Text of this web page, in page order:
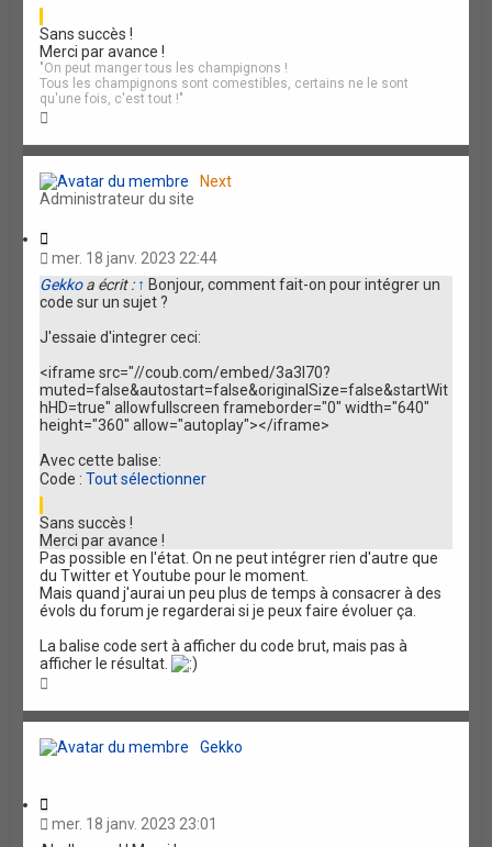
Sans succès !
Merci par avance !
"On peut manger tous les champignons !
Tous les champignons sont comestibles, certains ne le sont
qu'une fois, c'est tout !"
u
Next
Administrateur du site
C
a
t
o
mer. 18 janv. 2023 22:44
Gekkoa écrit : ↑ Bonjour, comment fait-on pour intégrer un
code sur un sujet ?
J'essaie d'integrer ceci:
<iframe src="//coub.com/embed/3a3l70?
muted=false&autostart=false&originalSize=false&startWit
hHD=true" allowfullscreen frameborder="0" width="640"
height="360" allow="autoplay"></iframe>
Avec cette balise:
Code :Tout sélectionner
Sans succès !
Merci par avance !
Pas possible en l'état. On ne peut intégrer rien d'autre que
du Twitter et Youtube pour le moment.
Mais quand j'aurai un peu plus de temps à consacrer à des
évols du forum je regarderai si je peux faire évoluer ça.
La balise code sert à afficher du code brut, mais pas à
afficher le résultat.
u
Gekko
C
mer. 18 janv. 2023 23:01